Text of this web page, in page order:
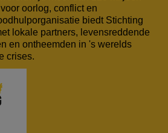
oorlog, conflict en
biedt Stichting
lokale partners, levensreddende
en ontheemden in 's werelds
crises.